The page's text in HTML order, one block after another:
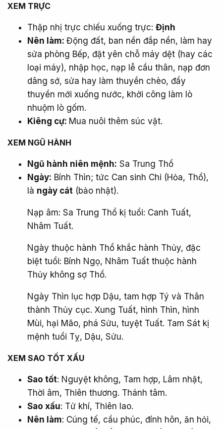
XEM TRỰC​
Thập nhị trực chiếu xuống trực: Định
Nên làm: Động đất, ban nền đắp nền, làm hay
sửa phòng Bếp, đặt yên chỗ máy dệt (hay các
loại máy), nhập học, nạp lễ cầu thân, nạp đơn
dâng sớ, sửa hay làm thuyền chèo, đẩy
thuyền mới xuống nước, khởi công làm lò
nhuộm lò gốm.
Kiêng cự: Mua nuôi thêm súc vật.
XEM NGŨ HÀNH​
Ngũ hành niên mệnh: Sa Trung Thổ
Ngày: Bính Thìn; tức Can sinh Chi (Hỏa, Thổ),
là ngày cát (bảo nhật).
Nạp âm: Sa Trung Thổ kị tuổi: Canh Tuất,
Nhâm Tuất.
Ngày thuộc hành Thổ khắc hành Thủy, đặc
biệt tuổi: Bính Ngọ, Nhâm Tuất thuộc hành
Thủy không sợ Thổ.
Ngày Thìn lục hợp Dậu, tam hợp Tý và Thân
thành Thủy cục. Xung Tuất, hình Thìn, hình
Mùi, hại Mão, phá Sửu, tuyệt Tuất. Tam Sát kị
mệnh tuổi Tỵ, Dậu, Sửu.
XEM SAO TỐT XẤU​
Sao tốt: Nguyệt không, Tam hợp, Lâm nhật,
Thời âm, Thiên thương. Thánh tâm.
Sao xấu: Tử khí, Thiên lao.
Nên làm: Cúng tế, cầu phúc, đính hôn, ăn hỏi,